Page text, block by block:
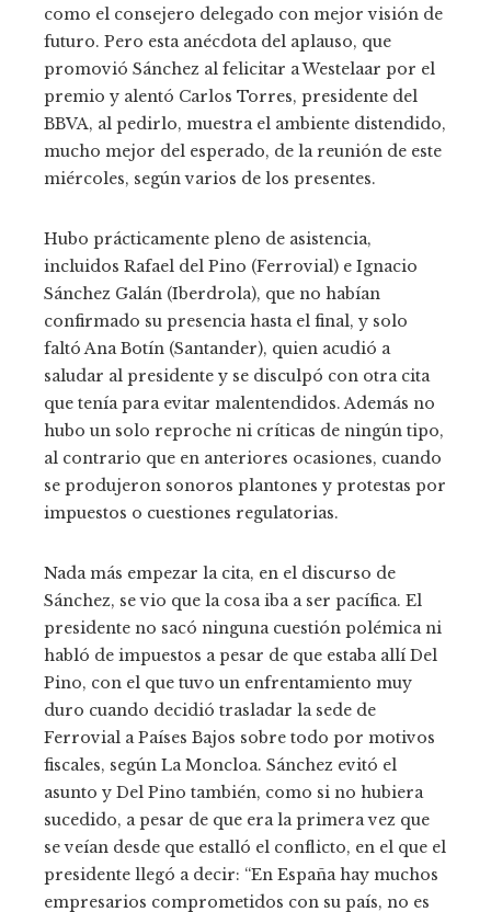
como el consejero delegado con mejor visión de
futuro. Pero esta anécdota del aplauso, que
promovió Sánchez al felicitar a Westelaar por el
premio y alentó Carlos Torres, presidente del
BBVA, al pedirlo, muestra el ambiente distendido,
mucho mejor del esperado, de la reunión de este
miércoles, según varios de los presentes.
Hubo prácticamente pleno de asistencia,
incluidos Rafael del Pino (Ferrovial) e Ignacio
Sánchez Galán (Iberdrola), que no habían
confirmado su presencia hasta el final, y solo
faltó Ana Botín (Santander), quien acudió a
saludar al presidente y se disculpó con otra cita
que tenía para evitar malentendidos. Además no
hubo un solo reproche ni críticas de ningún tipo,
al contrario que en anteriores ocasiones, cuando
se produjeron sonoros plantones y protestas por
impuestos o cuestiones regulatorias.
Nada más empezar la cita, en el discurso de
Sánchez, se vio que la cosa iba a ser pacífica. El
presidente no sacó ninguna cuestión polémica ni
habló de impuestos a pesar de que estaba allí Del
Pino, con el que tuvo un enfrentamiento muy
duro cuando decidió trasladar la sede de
Ferrovial a Países Bajos sobre todo por motivos
fiscales, según La Moncloa. Sánchez evitó el
asunto y Del Pino también, como si no hubiera
sucedido, a pesar de que era la primera vez que
se veían desde que estalló el conflicto, en el que el
presidente llegó a decir: “En España hay muchos
empresarios comprometidos con su país, no es